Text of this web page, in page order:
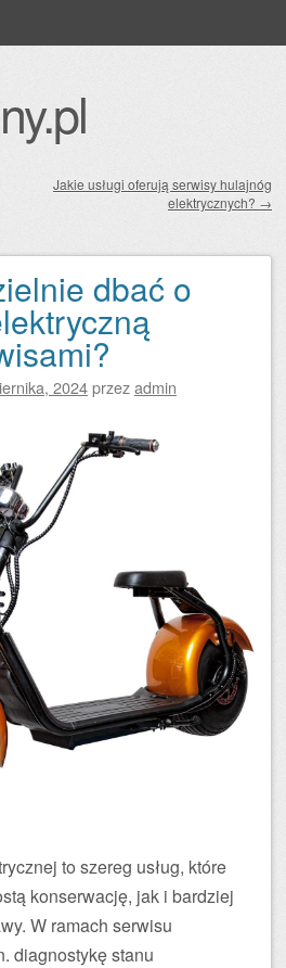
Jakie usługi oferują serwisy hulajnóg
elektrycznych? →
dbać o
2024przezadmin
to szereg usług, które
konserwację, jak i bardziej
W ramach serwisu
diagnostykę stanu